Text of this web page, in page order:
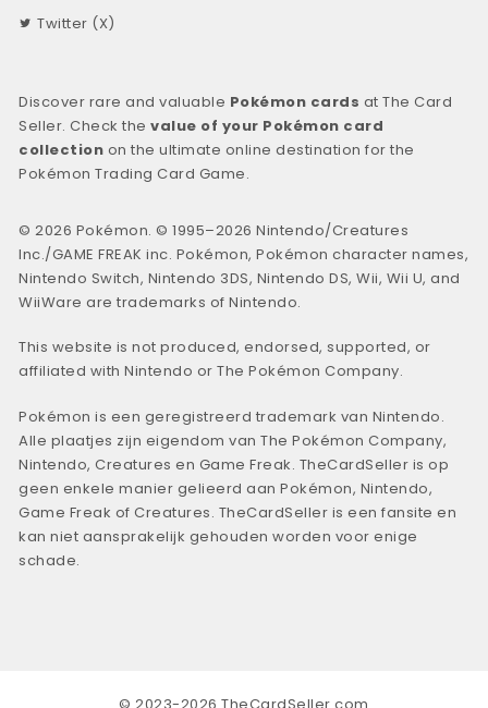
Twitter (X)
Discover rare and valuable Pokémon cards at The Card
Seller. Check thevalue of your Pokémon card
collection on the ultimate online destination for the
Pokémon Trading Card Game.
© 2026 Pokémon. © 1995–2026 Nintendo/Creatures
Inc./GAME FREAK inc. Pokémon, Pokémon character names,
Nintendo Switch, Nintendo 3DS, Nintendo DS, Wii, Wii U, and
WiiWare are trademarks of Nintendo.
This website is not produced, endorsed, supported, or
affiliated with Nintendo or The Pokémon Company.
Pokémon is een geregistreerd trademark van Nintendo.
Alle plaatjes zijn eigendom van The Pokémon Company,
Nintendo, Creatures en Game Freak. TheCardSeller is op
geen enkele manier gelieerd aan Pokémon, Nintendo,
Game Freak of Creatures. TheCardSeller is een fansite en
kan niet aansprakelijk gehouden worden voor enige
schade.
© 2023-2026 TheCardSeller.com